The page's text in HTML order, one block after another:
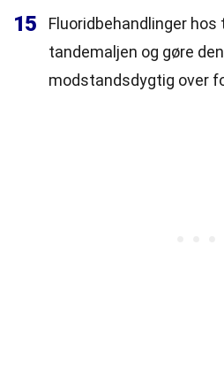
15
Fluoridbehandlinger
tandemaljen og gøre
modstandsdygtig over